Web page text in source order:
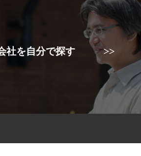
社を自分で探す